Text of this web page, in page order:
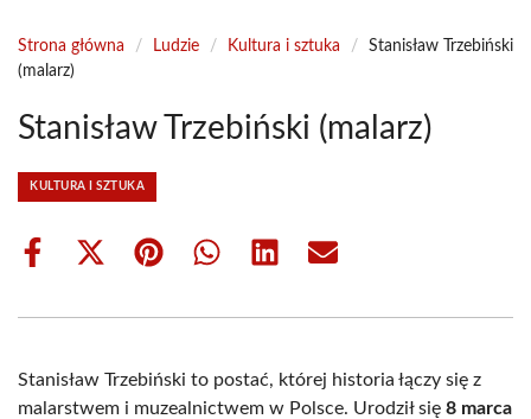
Strona główna / Ludzie / Kultura i sztuka /
Stanisław Trzebiński
(malarz)
Stanisław Trzebiński (malarz)
KULTURA I SZTUKA
Share
Share
(Twitter)
Share Share Share Share
Stanisław Trzebiński to postać, której historia łączy się z
malarstwem i muzealnictwem w Polsce. Urodził się 8 marca